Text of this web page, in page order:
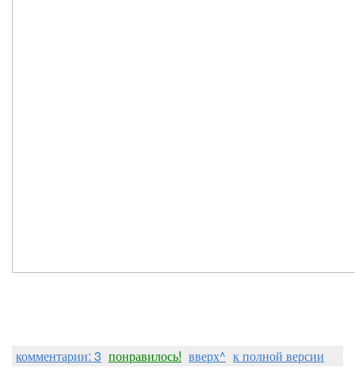
комментарии: 3 понравилось! вверх^ к полной версии